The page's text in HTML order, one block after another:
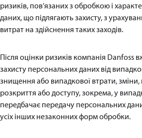
ризиків, пов’язаних з обробкою і
даних, що підлягають захисту, з
витрат на здійснення таких заходів.
Після оцінки ризиків компанія Danfoss
захисту персональних даних від
знищення або випадкової втрати,
розкриття або доступу, зокрема, у
передбачає передачу персональних
усіх інших незаконних форм обробки.